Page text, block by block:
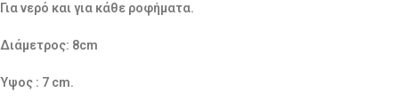
Για νερό και για κάθε ροφήματα.
Διάμετρος: 8cm
Ύψος : 7 cm.